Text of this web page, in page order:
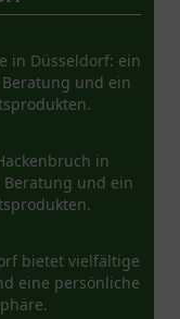
in Düsseldorf: ein
und ein
in
und ein
bietet vielfältige
eine persönliche